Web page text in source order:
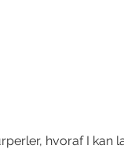
hvoraf I kan